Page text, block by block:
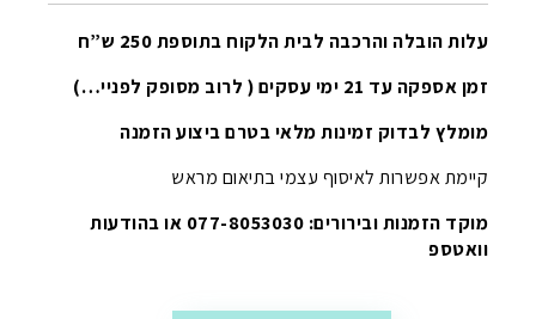
עלות הובלה והרכבה לבית הלקוח בתוספת 250 ש”ח
זמן אספקה עד 21 ימי עסקים ( לרוב מסופק לפניי…)
מומלץ לבדוק זמינות מלאי בטרם ביצוע הזמנה
קיימת אפשרות לאיסוף עצמי בתיאום מראש
מוקד הזמנות ובירורים: 077-8053030 או בהודעות
וואטספ